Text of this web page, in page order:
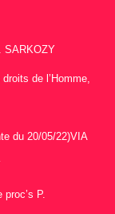
SARKOZY
de l’Homme,
du 20/05/22)VIA
P.